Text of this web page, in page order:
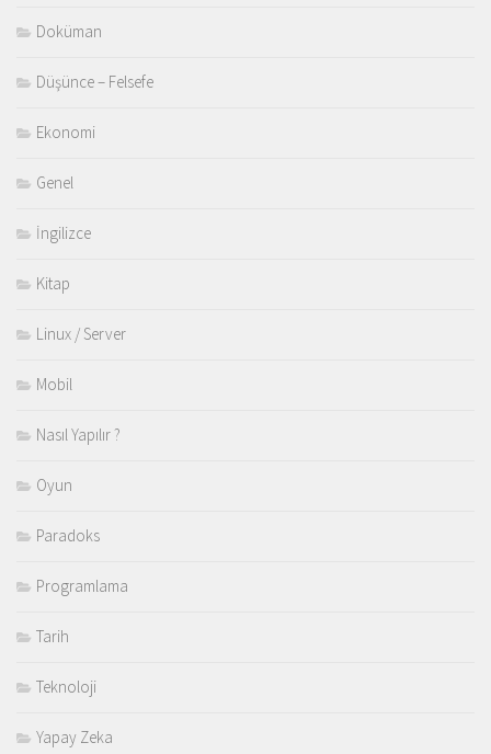
Doküman
Düşünce – Felsefe
Ekonomi
Genel
İngilizce
Kitap
Linux / Server
Mobil
Nasıl Yapılır ?
Oyun
Paradoks
Programlama
Tarih
Teknoloji
Yapay Zeka